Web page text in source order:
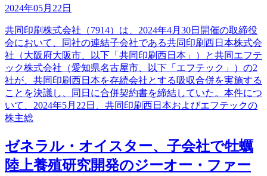
2024年05月22日
共同印刷株式会社（7914）は、2024年4月30日開催の取締役
会において、同社の連結子会社である共同印刷西日本株式会
社（大阪府大阪市、以下「共同印刷西日本」）と共同エフテ
ック株式会社（愛知県名古屋市、以下「エフテック」）の2
社が、共同印刷西日本を存続会社とする吸収合併を実施する
ことを決議し、同日に合併契約書を締結していた。本件につ
いて、2024年5月22日、共同印刷西日本およびエフテックの
株主総
ゼネラル・オイスター、子会社で牡蠣
陸上養殖研究開発のジーオー・ファー